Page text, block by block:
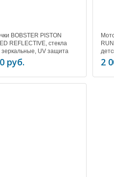
BOBSTER PISTON
REFLECTIVE, стекла
UV защита
руб. 2